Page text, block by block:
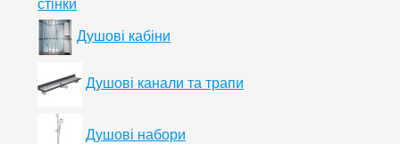
стінки
Душові кабіни
Душові канали та трапи
Душові набори